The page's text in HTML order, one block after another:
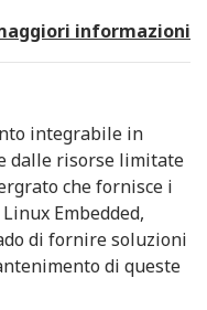
informazioni
integrabile in
dalle risorse limitate
che fornisce i
Embedded,
di fornire soluzioni
di queste